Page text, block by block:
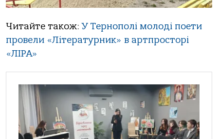
Читайте також:У Тернополі молоді поети
провели «Літературник» в артпросторі
«ЛІРА»